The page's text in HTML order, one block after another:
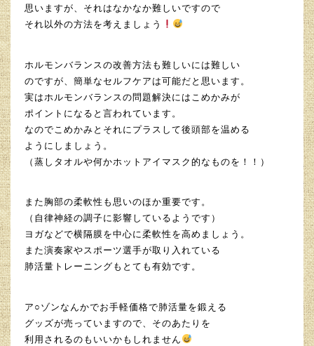
思いますが、それはなかなか難しいですので
それ以外の方法を考えましょう
ホルモンバランスの改善方法も難しいには難しい
のですが、簡単なセルフケアは可能だと思います。
実はホルモンバランスの問題解決にはこめかみが
ポイントになると言われています。
なのでこめかみとそれにプラスして後頭部を温める
ようにしましょう。
（蒸しタオルや何かホットアイマスク的なものを！！）
また胸部の柔軟性も思いのほか重要です。
（自律神経の調子に影響しているようです）
ヨガなどで横隔膜を中心に柔軟性を高めましょう。
また演奏家やスポーツ選手が取り入れている
肺活量トレーニングもとても有効です。
ア○ゾンなんかでお手軽価格で肺活量を鍛える
グッズが売っていますので、そのあたりを
利用されるのもいいかもしれません